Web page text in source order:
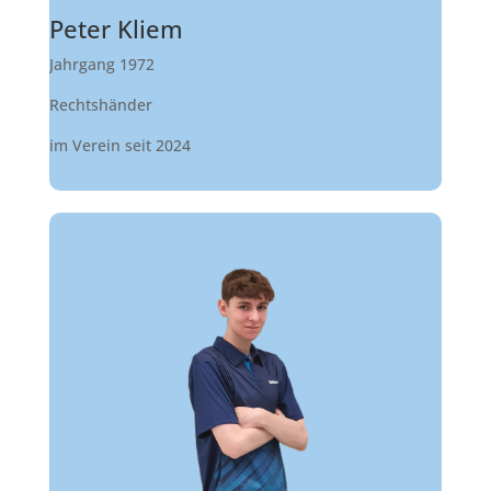
Peter Kliem
Jahrgang 1972
Rechtshänder
im Verein seit 2024